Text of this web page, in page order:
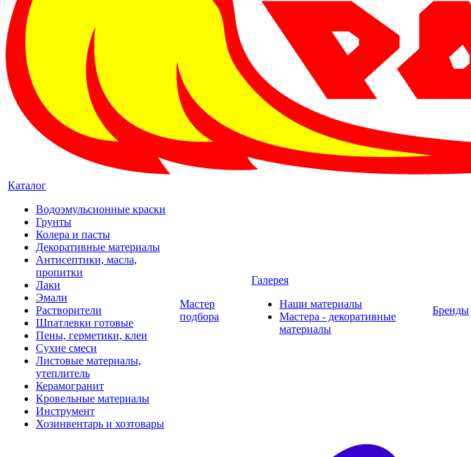
Каталог
Водоэмульсионные краски
Грунты
Колера и пасты
Декоративные материалы
Антисептики, масла,
пропитки
Лаки
Эмали
Растворители
Шпатлевки готовые
Пены, герметики, клеи
Сухие смеси
Листовые материалы,
утеплитель
Керамогранит
Кровельные материалы
Инструмент
Хозинвентарь и хозтовары
Мастер
подбора
Галерея
Наши материалы
Мастера - декоративные
материалы
Бренды